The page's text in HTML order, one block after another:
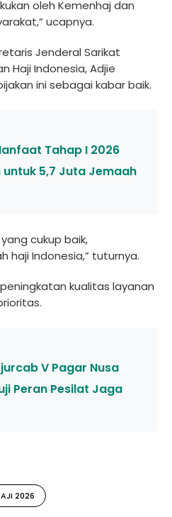
oleh Kemenhaj dan
ucapnya.
Jenderal Sarikat
Haji Indonesia, Adjie
ini sebagai kabar baik.
Tahap I 2026
untuk 5,7 Juta Jemaah
cukup baik,
haji Indonesia,” tuturnya.
kualitas layanan
V Pagar Nusa
Peran Pesilat Jaga
2026